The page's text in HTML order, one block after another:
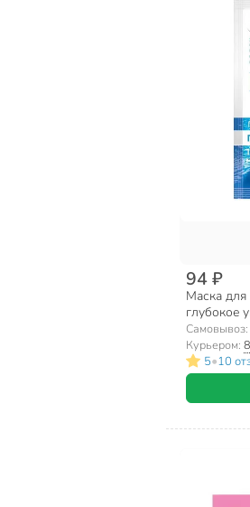
94 ₽
Маска для
глубокое
мл
Самовывоз:
Курьером:
5•10